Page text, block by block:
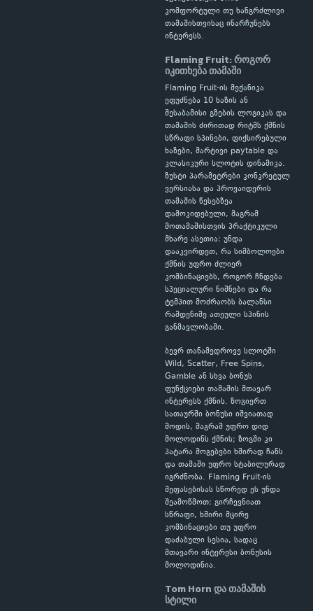
კომფორტული თუ ხანგრძლივი
თამაშისთვისაც ინარჩუნებს
ინტერესს.
Flaming Fruit: როგორ
იკითხება თამაში
Flaming Fruit-ის მექანიკა
ეფუძნება 10 ხაზის ან
შესაბამისი გზების ლოგიკას და
თამაშის ძირითად რიტმს ქმნის
სწრაფი სპინები, ფიქსირებული
ხაზები, მარტივი paytable და
კლასიკური სლოტის დინამიკა.
ზუსტი პარამეტრები კონკრეტულ
ვერსიასა და პროვაიდერის
თამაშის წესებზეა
დამოკიდებული, მაგრამ
მოთამაშისთვის პრაქტიკული
მხარე ასეთია: უნდა
დააკვირდეთ, რა სიმბოლოები
ქმნის უფრო ძლიერ
კომბინაციებს, როგორ ჩნდება
სპეციალური ნიშნები და რა
ტემპით მოძრაობს ბალანსი
რამდენიმე ათეული სპინის
განმავლობაში.
ბევრ თანამედროვე სლოტში
Wild, Scatter, Free Spins,
Gamble ან სხვა ბონუს
ფუნქციები თამაშის მთავარ
ინტერესს ქმნის. ზოგიერთ
სათაურში ბონუსი იშვიათად
მოდის, მაგრამ უფრო დიდ
მოლოდინს ქმნის; ზოგში კი
პატარა მოგებები ხშირად ჩანს
და თამაში უფრო სტაბილურად
იგრძნობა. Flaming Fruit-ის
შეფასებისას სწორედ ეს უნდა
შეამოწმოთ: გირჩევნიათ
სწრაფი, ხშირი მცირე
კომბინაციები თუ უფრო
დაძაბული სესია, სადაც
მთავარი ინტერესი ბონუსის
მოლოდინია.
Tom Horn და თამაშის
სტილი